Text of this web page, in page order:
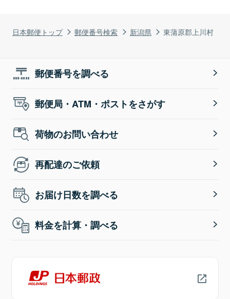
日本郵便トップ 郵便番号検索 新潟県 東蒲原郡上川村
郵便番号を調べる
郵便局・ATM・ポストをさがす
荷物のお問い合わせ
再配達のご依頼
お届け日数を調べる
料金を計算・調べる